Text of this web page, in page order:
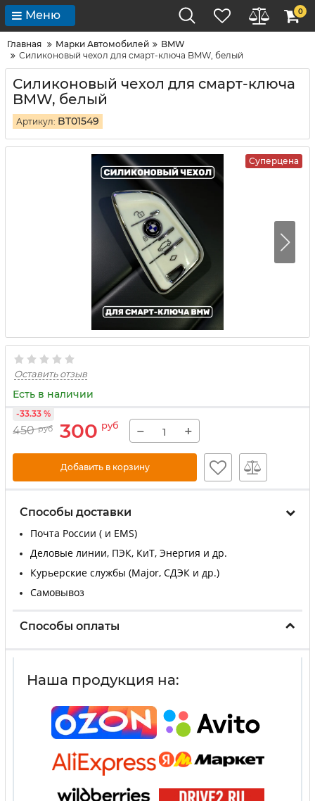
Меню 0
Главная Марки Автомобилей
BMW
Силиконовый чехол для смарт-ключа BMW, белый
Силиконовый чехол для смарт-ключа
BMW, белый
Артикул: BT01549
Суперцена
Оставить отзыв
Есть в наличии
450 руб 300 руб
-33.33 %
− +
Добавить в корзину
Способы доставки
Почта России ( и EMS)
Деловые линии, ПЭК, КиТ, Энергия и др.
Курьерские службы (Major, СДЭК и др.)
Самовывоз
Способы оплаты
Наша продукция на: